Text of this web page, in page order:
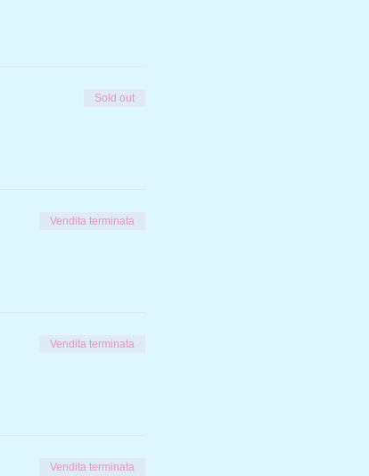
Sold out
Vendita terminata
Vendita terminata
Vendita terminata